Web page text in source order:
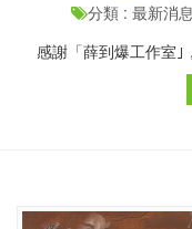
分類 : 最新消
感謝「薛到爆工作室｣